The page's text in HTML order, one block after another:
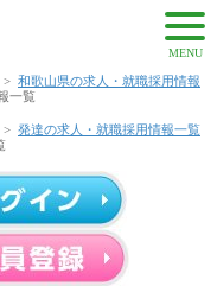
MENU
> 和歌山県の求人・就職採用情報
一覧
> 発達の求人・就職採用情報一覧